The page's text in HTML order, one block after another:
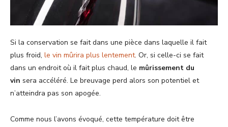
Si la conservation se fait dans une pièce dans laquelle il fait
plus froid, le vin mûrira plus lentement. Or, si celle-ci se fait
dans un endroit où il fait plus chaud, le mûrissement du
vin sera accéléré. Le breuvage perd alors son potentiel et
n’atteindra pas son apogée.
Comme nous l’avons évoqué, cette température doit être